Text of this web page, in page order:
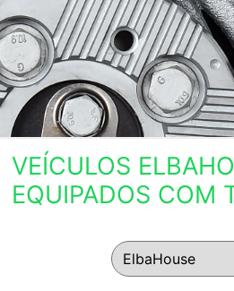
VEÍCULOS
EQUIPADOS COM